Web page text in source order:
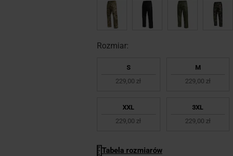
Rozmiar:
S
229,00 zł
M
229,00 zł
XXL
229,00 zł
3XL
229,00 zł
Tabela rozmiarów